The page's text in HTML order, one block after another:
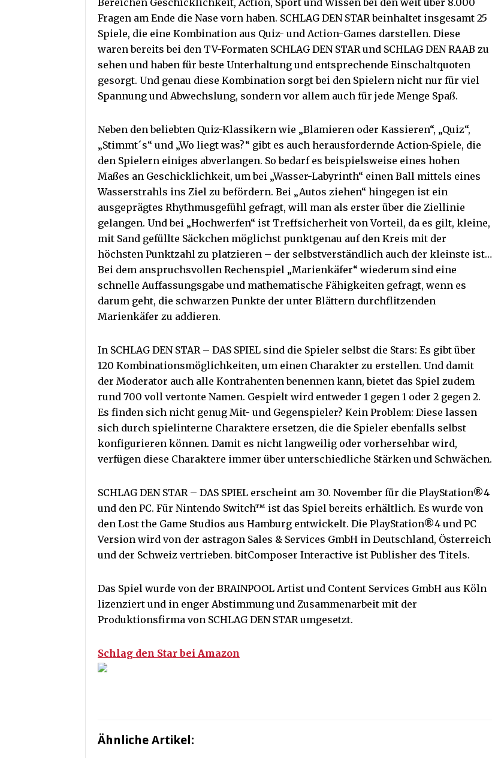
Bereichen Geschicklichkeit, Action, Sport und Wissen bei den weit über 8.000
Fragen am Ende die Nase vorn haben. SCHLAG DEN STAR beinhaltet insgesamt 25
Spiele, die eine Kombination aus Quiz- und Action-Games darstellen. Diese
waren bereits bei den TV-Formaten SCHLAG DEN STAR und SCHLAG DEN RAAB zu
sehen und haben für beste Unterhaltung und entsprechende Einschaltquoten
gesorgt. Und genau diese Kombination sorgt bei den Spielern nicht nur für viel
Spannung und Abwechslung, sondern vor allem auch für jede Menge Spaß.
Neben den beliebten Quiz-Klassikern wie „Blamieren oder Kassieren“, „Quiz“,
„Stimmt´s“ und „Wo liegt was?“ gibt es auch herausfordernde Action-Spiele, die
den Spielern einiges abverlangen. So bedarf es beispielsweise eines hohen
Maßes an Geschicklichkeit, um bei „Wasser-Labyrinth“ einen Ball mittels eines
Wasserstrahls ins Ziel zu befördern. Bei „Autos ziehen“ hingegen ist ein
ausgeprägtes Rhythmusgefühl gefragt, will man als erster über die Ziellinie
gelangen. Und bei „Hochwerfen“ ist Treffsicherheit von Vorteil, da es gilt, kleine,
mit Sand gefüllte Säckchen möglichst punktgenau auf den Kreis mit der
höchsten Punktzahl zu platzieren – der selbstverständlich auch der kleinste ist…
Bei dem anspruchsvollen Rechenspiel „Marienkäfer“ wiederum sind eine
schnelle Auffassungsgabe und mathematische Fähigkeiten gefragt, wenn es
darum geht, die schwarzen Punkte der unter Blättern durchflitzenden
Marienkäfer zu addieren.
In SCHLAG DEN STAR – DAS SPIEL sind die Spieler selbst die Stars: Es gibt über
120 Kombinationsmöglichkeiten, um einen Charakter zu erstellen. Und damit
der Moderator auch alle Kontrahenten benennen kann, bietet das Spiel zudem
rund 700 voll vertonte Namen. Gespielt wird entweder 1 gegen 1 oder 2 gegen 2.
Es finden sich nicht genug Mit- und Gegenspieler? Kein Problem: Diese lassen
sich durch spielinterne Charaktere ersetzen, die die Spieler ebenfalls selbst
konfigurieren können. Damit es nicht langweilig oder vorhersehbar wird,
verfügen diese Charaktere immer über unterschiedliche Stärken und Schwächen.
SCHLAG DEN STAR – DAS SPIEL erscheint am 30. November für die PlayStation®4
und den PC. Für Nintendo Switch™ ist das Spiel bereits erhältlich. Es wurde von
den Lost the Game Studios aus Hamburg entwickelt. Die PlayStation®4 und PC
Version wird von der astragon Sales & Services GmbH in Deutschland, Österreich
und der Schweiz vertrieben. bitComposer Interactive ist Publisher des Titels.
Das Spiel wurde von der BRAINPOOL Artist und Content Services GmbH aus Köln
lizenziert und in enger Abstimmung und Zusammenarbeit mit der
Produktionsfirma von SCHLAG DEN STAR umgesetzt.
Schlag den Star bei Amazon
Ähnliche Artikel: